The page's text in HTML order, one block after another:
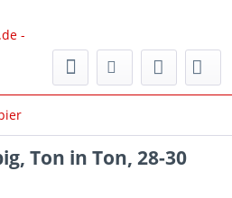
Ton in Ton, 28-30